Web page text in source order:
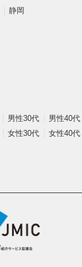
静岡
男性30代 男性40代
女性30代
女性40代